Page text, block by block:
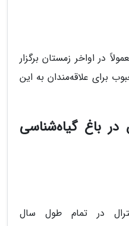
در اواخر زمستان برگزار
برای علاقه‌مندان به این
باغ گیاه‌شناسی
در تمام طول سال